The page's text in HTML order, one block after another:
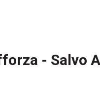
- Salvo